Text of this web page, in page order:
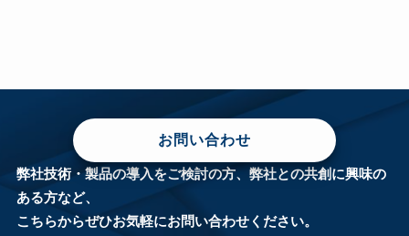
お問い合わせ
弊社技術・製品の導入をご検討の方、弊社との共創に興味の
ある方など、
こちらからぜひお気軽にお問い合わせください。